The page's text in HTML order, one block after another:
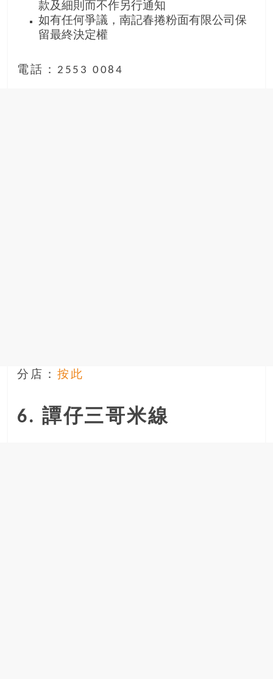
款及細則而不作另行通知
如有任何爭議，南記春捲粉面有限公司保
留最終決定權
電話：2553 0084
分店： 按此
6. 譚仔三哥米線